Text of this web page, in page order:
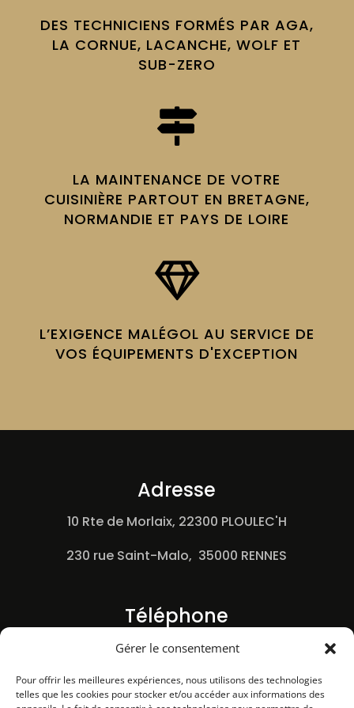
Gérer le consentement
Pour offrir les meilleures expériences, nous utilisons des technologies
telles que les cookies pour stocker et/ou accéder aux informations des
DES TECHNICIENS FORMÉS PAR AGA,
LA CORNUE, LACANCHE, WOLF ET
SUB-ZERO

LA MAINTENANCE DE VOTRE
CUISINIÈRE PARTOUT EN BRETAGNE,
NORMANDIE ET PAYS DE LOIRE

L’EXIGENCE MALÉGOL AU SERVICE DE
VOS ÉQUIPEMENTS D'EXCEPTION
Adresse
10 Rte de Morlaix, 22300 PLOULEC'H
230 rue Saint-Malo, 35000 RENNES
Téléphone